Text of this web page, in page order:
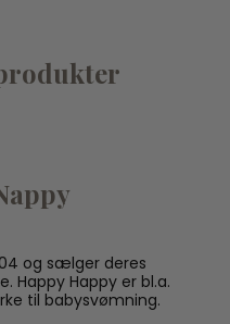
og sælger deres
Happy Happy er bl.a.
til babysvømning.